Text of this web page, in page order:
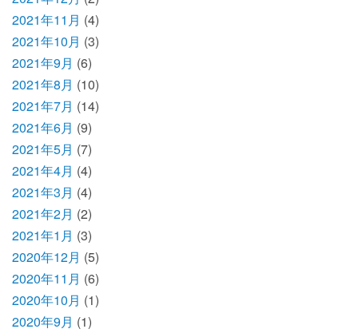
2021年11月 (4)
2021年10月 (3)
2021年9月 (6)
2021年8月 (10)
2021年7月 (14)
2021年6月 (9)
2021年5月 (7)
2021年4月 (4)
2021年3月 (4)
2021年2月 (2)
2021年1月 (3)
2020年12月 (5)
2020年11月 (6)
2020年10月 (1)
2020年9月 (1)